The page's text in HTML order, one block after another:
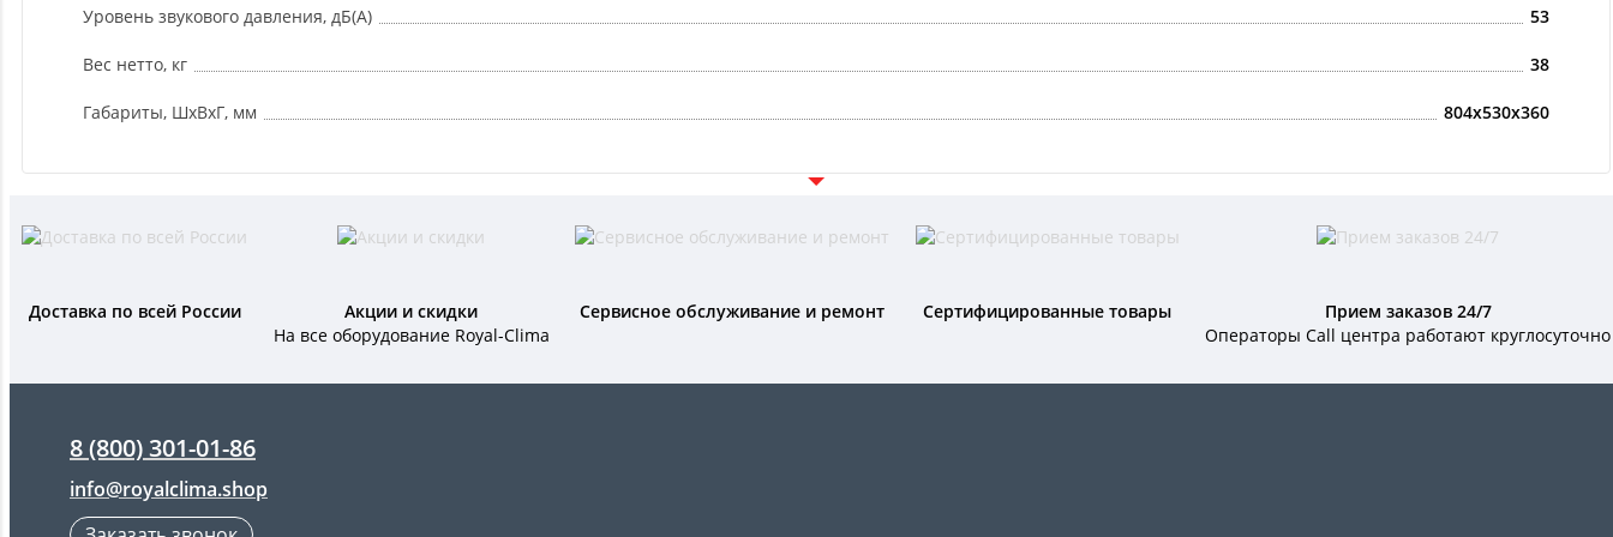
Уровень звукового давления, дБ(А) 53
Вес нетто, кг 38
Габариты, ШxВxГ, мм 804x530x360
Доставка по всей России
Акции и скидки
На все оборудование Royal-Clima
Сервисное обслуживание и ремонт Сертифицированные товары
Прием заказов 24/7
Операторы Call центра работают круглосуточно
8 (800) 301-01-86
info@royalclima.shop